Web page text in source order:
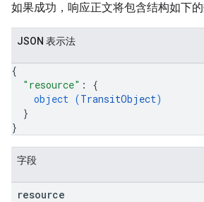
如果成功，响应正文将包含结构如下的
JSON 表示法
{
"resource" : {
object (TransitObject)
}
}
字段
resource